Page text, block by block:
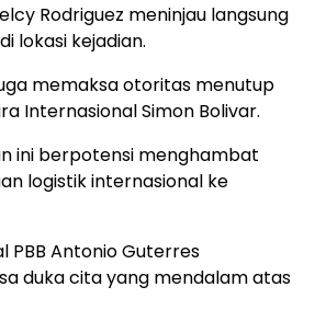
Rodriguez meninjau langsung
lokasi kejadian.
memaksa otoritas menutup
Internasional Simon Bolivar.
ini berpotensi menghambat
logistik internasional ke
PBB Antonio Guterres
duka cita yang mendalam atas